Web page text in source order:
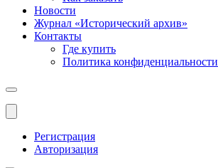
Новости
Журнал «Исторический архив»‎
Контакты
Где купить
Политика конфиденциальности
Меню
Регистрация
Авторизация